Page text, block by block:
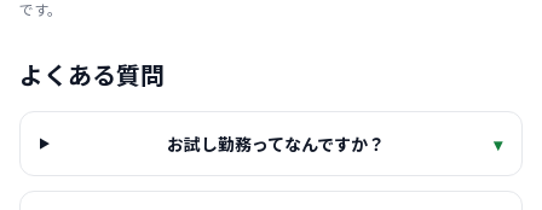
です。
よくある質問
お試し勤務ってなんですか？ ▾